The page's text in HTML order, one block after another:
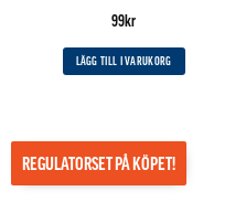
99kr
LÄGG TILL I VARUKORG
REGULATORSET PÅ KÖPET!